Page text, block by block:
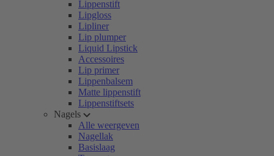
Lippenstift
Lipgloss
Lipliner
Lip plumper
Liquid Lipstick
Accessoires
Lip primer
Lippenbalsem
Matte lippenstift
Lippenstiftsets
Nagels
Alle weergeven
Nagellak
Basislaag